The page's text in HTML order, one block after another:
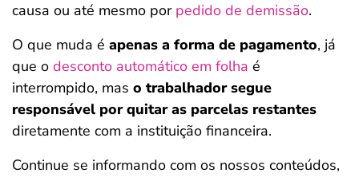
causa ou até mesmo por pedido de demissão.
O que muda é apenas a forma de pagamento, já
que o desconto automático em folha é
interrompido, mas o trabalhador segue
responsável por quitar as parcelas restantes
diretamente com a instituição financeira.
Continue se informando com os nossos conteúdos,